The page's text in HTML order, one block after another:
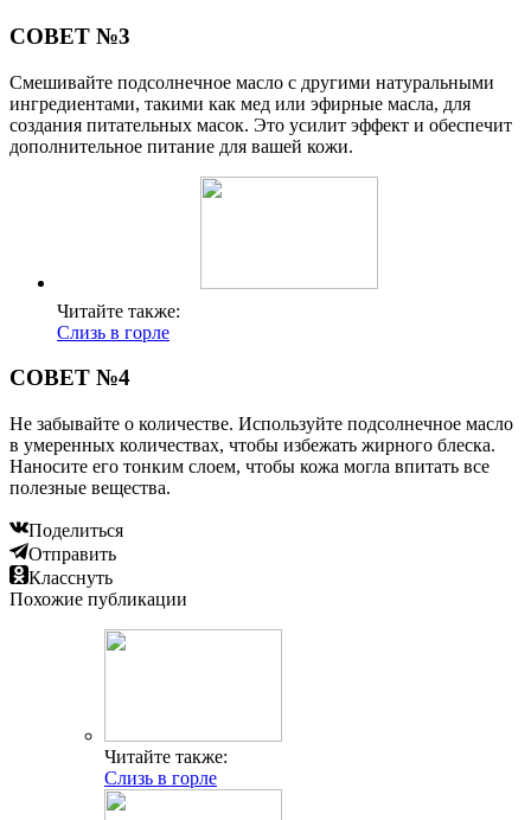
СОВЕТ №3
Смешивайте подсолнечное масло с другими натуральными
ингредиентами, такими как мед или эфирные масла, для
создания питательных масок. Это усилит эффект и обеспечит
дополнительное питание для вашей кожи.
Читайте также:
Слизь в горле
СОВЕТ №4
Не забывайте о количестве. Используйте подсолнечное масло
в умеренных количествах, чтобы избежать жирного блеска.
Наносите его тонким слоем, чтобы кожа могла впитать все
полезные вещества.
Поделиться
Отправить
Класснуть
Похожие публикации
Читайте также:
Слизь в горле